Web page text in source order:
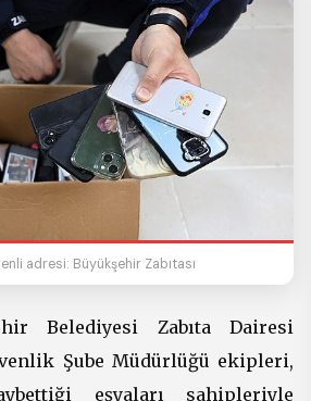
adresi: Büyükşehir Zabıtası
Belediyesi Zabıta Dairesi
Şube Müdürlüğü ekipleri,
eşyaları sahipleriyle